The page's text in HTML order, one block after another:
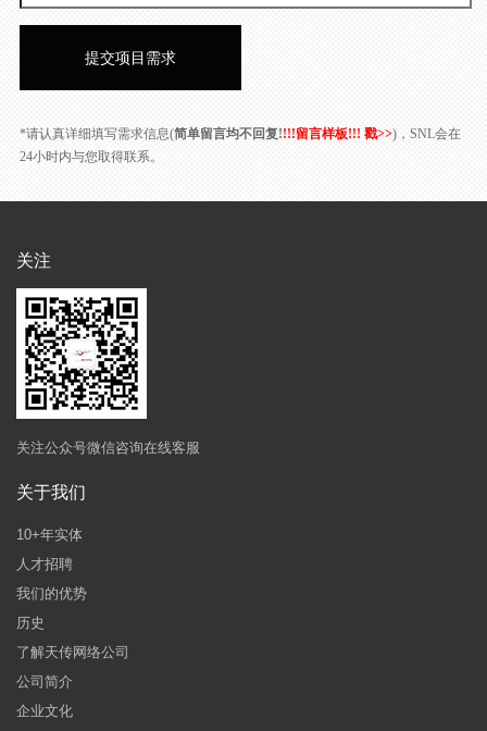
*请认真详细填写需求信息(简单留言均不回复!!!!留言样板!!! 戳>>)，SNL会在
24小时内与您取得联系。
关注
关注公众号微信咨询在线客服
关于我们
10+年实体
人才招聘
我们的优势
历史
了解天传网络公司
公司简介
企业文化